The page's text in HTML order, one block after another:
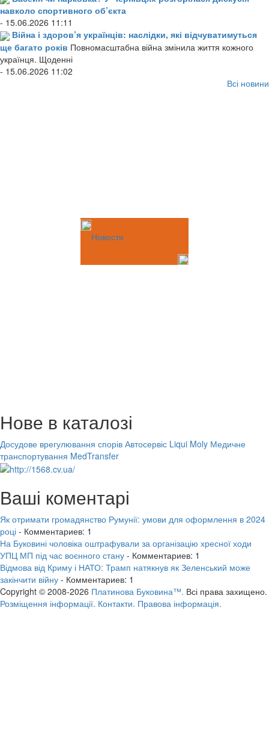
навколо спортивного об’єкта
- 15.06.2026 11:11
Війна і здоров’я українців: наслідки, які відчуватимуться
ще багато років Повномасштабна війна змінила життя кожного
українця. Щоденні
- 15.06.2026 11:02
Всі новини
Новости
Нове в каталозі
Досудове врегулювання спорів Автосервіс Liqui Moly Медичне
транспортування MedTransfer
Ваші коментарі
Як отримати громадянство Румунії: умови для оформлення в 2024
році - Комментариев: 1
На Буковині чоловіка оштрафували за організацію хресної ходи
УПЦ МП під час воєнного стану - Комментариев: 1
Відмова від Криму і НАТО: Трамп натякнув як Зеленський може
закінчити війну - Комментариев: 1
Copyright © 2008-2026 Платинова Буковина™. Всі права захищено.
Розміщення інформації. Контакти. Правова інформація.